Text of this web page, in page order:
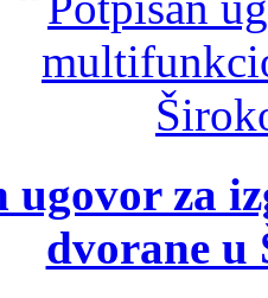
ugovor za
dvorane u